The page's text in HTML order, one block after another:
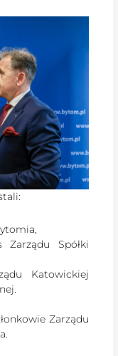
Zarządu Spółki
Katowickiej
Zarządu